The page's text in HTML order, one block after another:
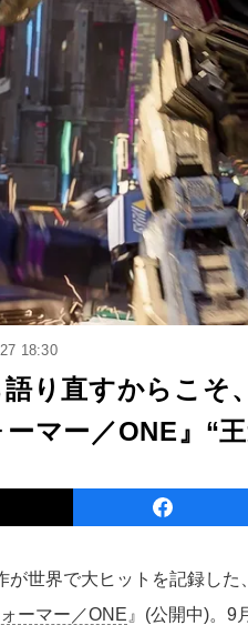
18:30
り直すからこそ
マー／ONE』“
が世界で大ヒットを記録し
ーマー／ONE 』(公開中)。9